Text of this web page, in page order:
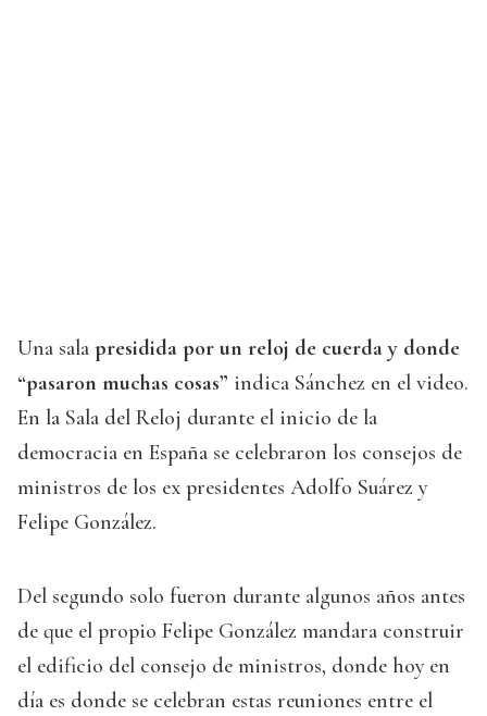
Una sala presidida por un reloj de cuerda y donde
“pasaron muchas cosas” indica Sánchez en el video.
En la Sala del Reloj durante el inicio de la
democracia en España se celebraron los consejos de
ministros de los ex presidentes Adolfo Suárez y
Felipe González.
Del segundo solo fueron durante algunos años antes
de que el propio Felipe González mandara construir
el edificio del consejo de ministros, donde hoy en
día es donde se celebran estas reuniones entre el